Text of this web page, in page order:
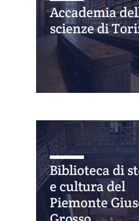
Accademia
scienze di
Biblioteca di
e cultura del
Piemonte